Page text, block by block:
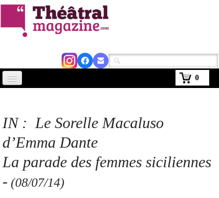
0
Agenda
Kiosque
IN : Le Sorelle Macaluso
d’Emma Dante
La parade des femmes siciliennes
- (08/07/14)